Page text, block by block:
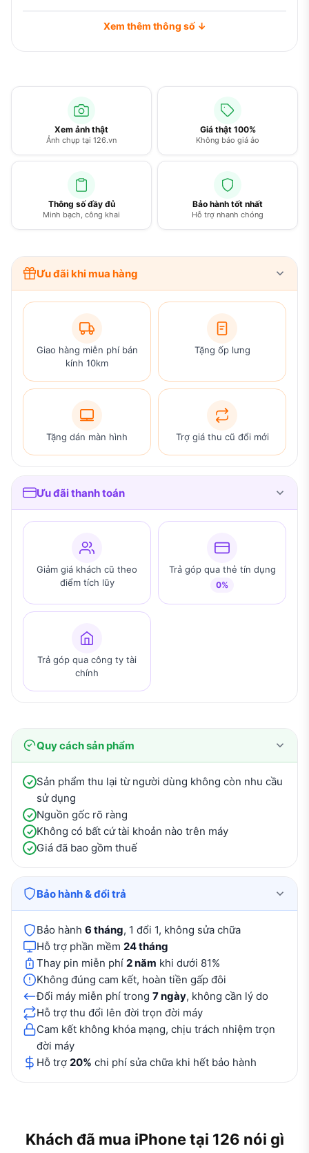
Xem ảnh thật
Ảnh chụp tại 126.vn
Giá thật 100%
Không báo giá ảo
Thông số đầy đủ
Minh bạch, công khai
Bảo hành tốt nhất
Hỗ trợ nhanh chóng
Xem thêm thông số ↓
Ưu đãi khi mua hàng
Giao hàng miễn phí bán
kính 10km
Tặng ốp lưng
Tặng dán màn hình Trợ giá thu cũ đổi mới
Ưu đãi thanh toán
Giảm giá khách cũ theo
điểm tích lũy
Trả góp qua thẻ tín dụng
0%
Trả góp qua công ty tài
chính
Quy cách sản phẩm
Sản phẩm thu lại từ người dùng không còn nhu cầu
sử dụng
Nguồn gốc rõ ràng
Không có bất cứ tài khoản nào trên máy
Giá đã bao gồm thuế
Bảo hành & đổi trả
Bảo hành 6 tháng, 1 đổi 1, không sửa chữa
Hỗ trợ phần mềm 24 tháng
Thay pin miễn phí 2 năm khi dưới 81%
Không đúng cam kết, hoàn tiền gấp đôi
Đổi máy miễn phí trong 7 ngày, không cần lý do
Hỗ trợ thu đổi lên đời trọn đời máy
Cam kết không khóa mạng, chịu trách nhiệm trọn
đời máy
Hỗ trợ 20% chi phí sửa chữa khi hết bảo hành
Khách đã mua iPhone tại 126 nói gì